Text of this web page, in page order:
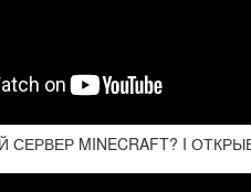
СЕРВЕР MINECRAFT? I